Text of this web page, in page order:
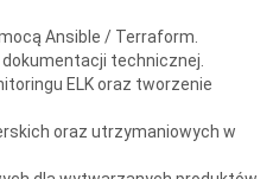
Ansible / Terraform.
technicznej.
ELK oraz tworzenie
oraz utrzymaniowych w